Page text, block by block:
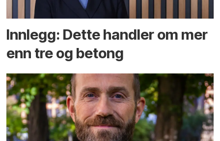
Innlegg: Dette handler om mer
enn tre og betong